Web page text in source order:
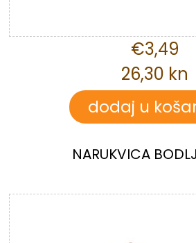
€3,49
26,30 kn
NARUKVICA